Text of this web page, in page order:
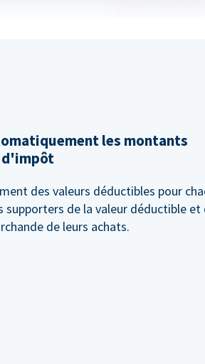
les montants
des valeurs déductibles pour
supporters de la valeur déductible et
de leurs achats.